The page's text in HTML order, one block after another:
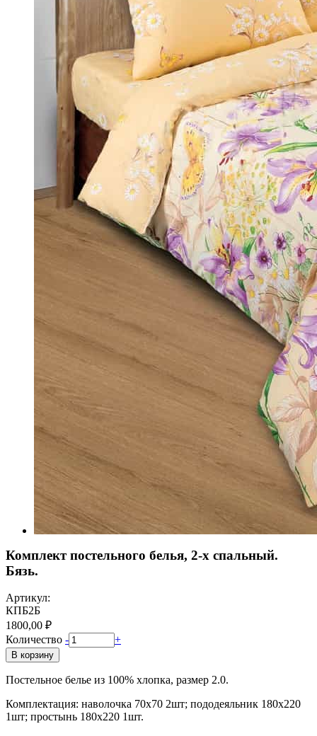
Комплект постельного белья, 2-x спальный.
Бязь.
Артикул:
КПБ2Б
1800,00 ₽
Количество - +
В корзину
Постельное белье из 100% хлопка, размер 2.0.
Комплектация: наволочка 70х70 2шт; пододеяльник 180х220
1шт; простынь 180х220 1шт.